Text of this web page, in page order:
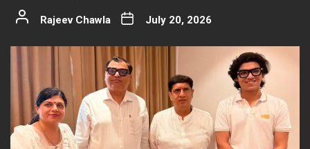
Rajeev Chawla July 20, 2026